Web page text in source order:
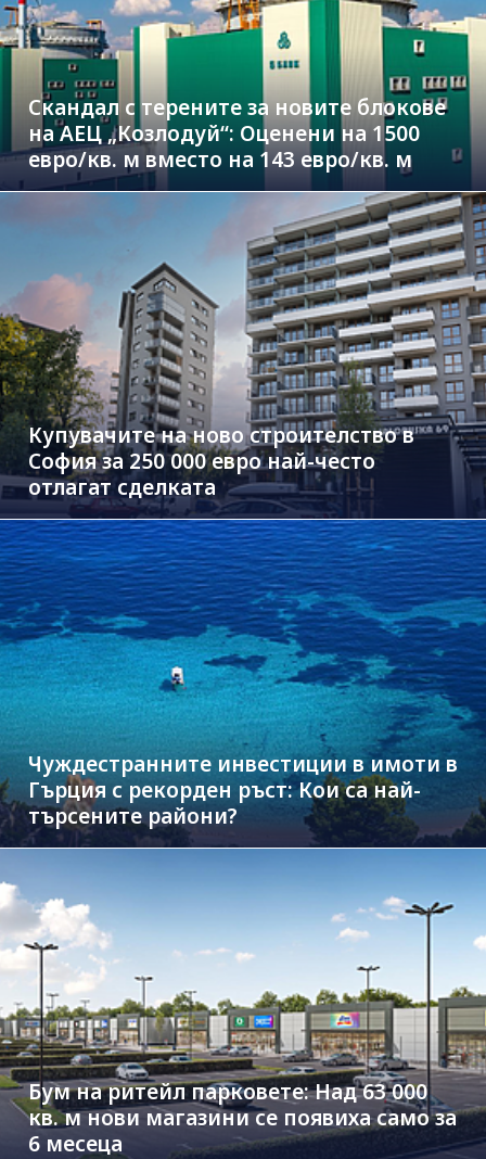
Скандал с терените за новите блокове
на АЕЦ „Козлодуй“: Оценени на 1500
евро/кв. м вместо на 143 евро/кв. м
Купувачите на ново строителство в
София за 250 000 евро най-често
отлагат сделката
Чуждестранните инвестиции в имоти в
Гърция с рекорден ръст: Кои са най-
търсените райони?
Бум на ритейл парковете: Над 63 000
кв. м нови магазини се появиха само за
6 месеца